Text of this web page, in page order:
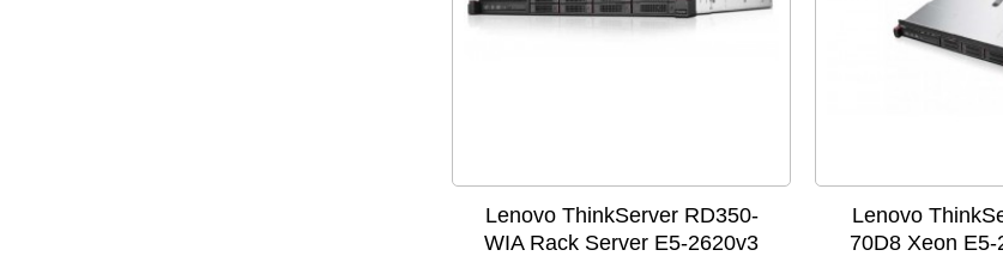
Lenovo ThinkServer RD350-
WIA Rack Server E5-2620v3
Lenovo
70D8 Xeon